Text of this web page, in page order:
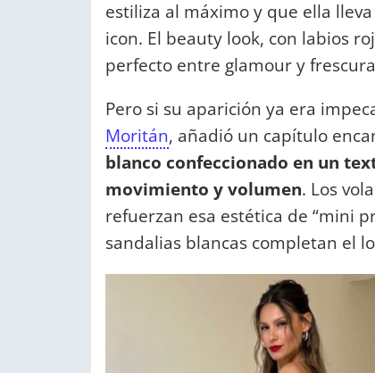
estiliza al máximo y que ella
icon. El beauty look, con labios
perfecto entre glamour y
Pero si su aparición ya era
Moritán, añadió un capítulo
blanco confeccionado en un
movimiento y volumen. Los
refuerzan esa estética de “mini
sandalias blancas completan el